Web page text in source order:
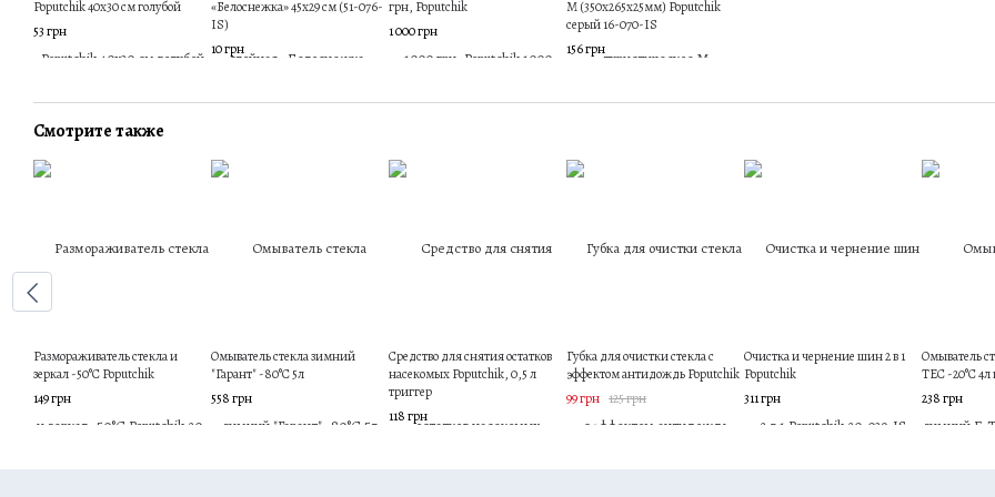
Poputchik 40х30 см голубой
53 грн
«Белоснежка» 45х29 см (51-076-
IS)
10 грн
грн, Poputchik
1 000 грн
M (350х265х25мм) Poputchik
серый 16-070-IS
156 грн
Смотрите также
Размораживатель стекла и
зеркал -50°C Poputchik
149 грн
Омыватель стекла зимний
"Гарант" -80°С 5л
558 грн
Средство для снятия остатков
насекомых Poputchik, 0,5 л
триггер
118 грн
Губка для очистки стекла с
эффектом антидождь Poputchik
99 грн 125 грн
Очистка и чернение шин 2 в 1
Poputchik
311 грн
Омыватель
TEC -20°C 4л
238 грн